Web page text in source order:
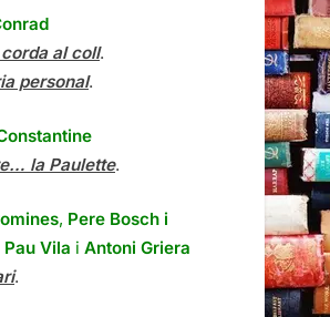
al coll.
personal.
la Paulette.
, Pere Bosch i
Pau Vila i Antoni Griera
.